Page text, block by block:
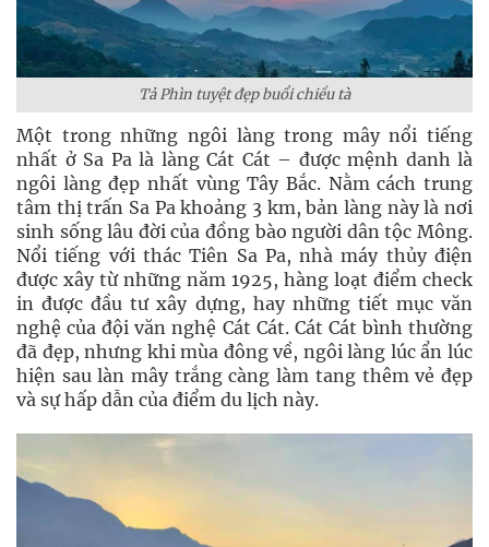
Tả Phìn tuyệt đẹp buổi chiều tà
Một trong những ngôi làng trong mây nổi tiếng
nhất ở Sa Pa là làng Cát Cát – được mệnh danh là
ngôi làng đẹp nhất vùng Tây Bắc. Nằm cách trung
tâm thị trấn Sa Pa khoảng 3 km, bản làng này là nơi
sinh sống lâu đời của đồng bào người dân tộc Mông.
Nổi tiếng với thác Tiên Sa Pa, nhà máy thủy điện
được xây từ những năm 1925, hàng loạt điểm check
in được đầu tư xây dựng, hay những tiết mục văn
nghệ của đội văn nghệ Cát Cát. Cát Cát bình thường
đã đẹp, nhưng khi mùa đông về, ngôi làng lúc ẩn lúc
hiện sau làn mây trắng càng làm tang thêm vẻ đẹp
và sự hấp dẫn của điểm du lịch này.